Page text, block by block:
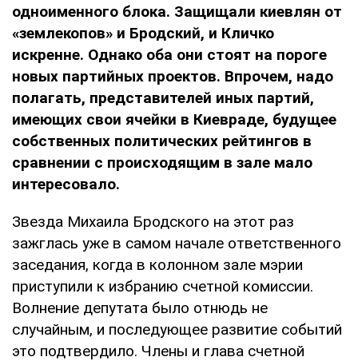
одноименного блока. Защищали киевлян от
«землекопов» и Бродский, и Кличко
искренне. Однако оба они стоят на пороге
новых партийных проектов. Впрочем, надо
полагать, представителей иных партий,
имеющих свои ячейки в Киевраде, будущее
собственных политических рейтингов в
сравнении с происходящим в зале мало
интересовало.
Звезда Михаила Бродского на этот раз
зажглась уже в самом начале ответственного
заседания, когда в колонном зале мэрии
приступили к избранию счетной комиссии.
Волнение депутата было отнюдь не
случайным, и последующее развитие событий
это подтвердило. Члены и глава счетной